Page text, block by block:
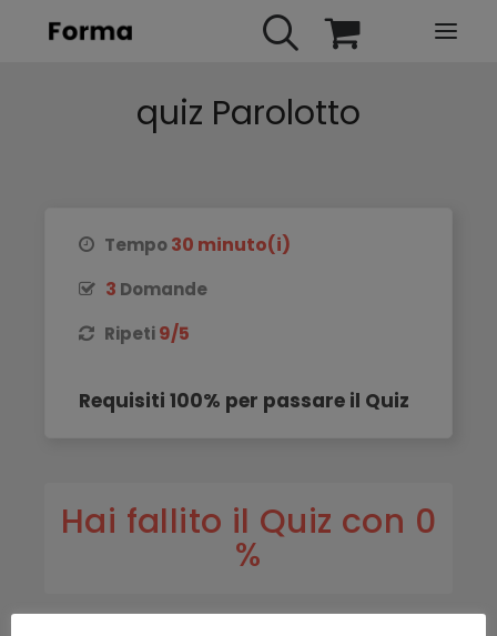
ACCOUNT
quiz Parolotto
Tempo30 minuto(i)
3 Domande
Ripeti9/5
Requisiti 100% per passare il Quiz
Hai fallito il Quiz con 0
%